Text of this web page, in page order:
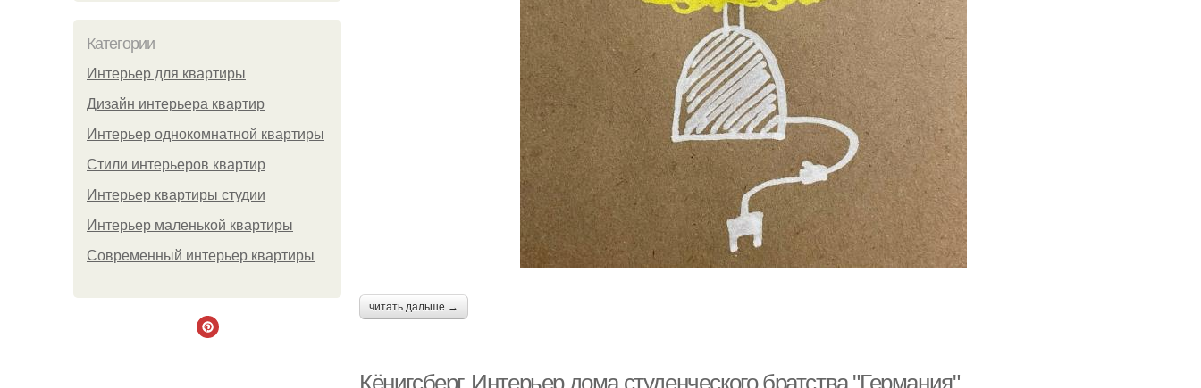
Категории
Интерьер для квартиры
Дизайн интерьера квартир
Интерьер однокомнатной квартиры
Стили интерьеров квартир
Интерьер квартиры студии
Интерьер маленькой квартиры
Современный интерьер квартиры
читать дальше →
Кёнигсберг. Интерьер дома студенческого братства "Германия".